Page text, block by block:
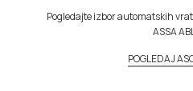
Pogledajte izbor automatskih
ASSA
POGLEDAJ